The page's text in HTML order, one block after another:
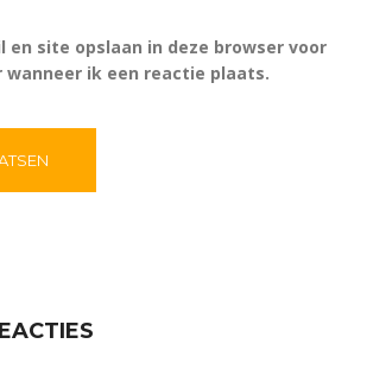
en site opslaan in deze browser voor
wanneer ik een reactie plaats.